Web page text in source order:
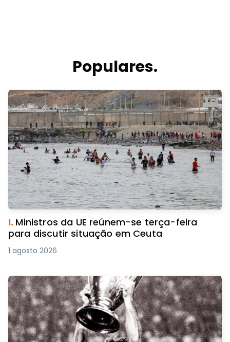
Populares.
I. Ministros da UE reúnem-se terça-feira
para discutir situação em Ceuta
1 agosto 2026